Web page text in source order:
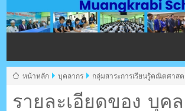
กระบี่
ตรัง กร
รายละเอียดของ บุค
หน้าหลัก บุคลากร กลุ่มสาระการเรียนรู้คณิตศาส